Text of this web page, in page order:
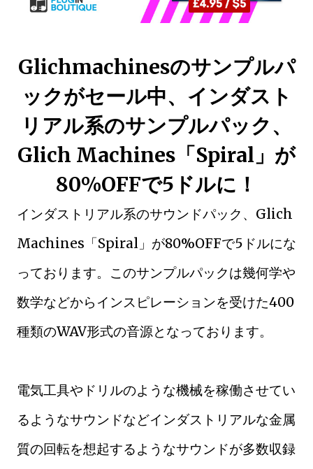
Glichmachinesのサンプルパ
ックがセール中、インダスト
リアル系のサンプルパック、
Glich Machines「Spiral」が
80%OFFで5ドルに！
インダストリアル系のサウンドパック、Glich
Machines「Spiral」が80%OFFで5ドルにな
っております。このサンプルパックは幾何学や
数学などからインスピレーションを受けた400
種類のWAV形式の音源となっております。
電気工具やドリルのような機械を稼働させてい
るようなサウンドなどインダストリアルな金属
質の回転を想起するようなサウンドが多数収録